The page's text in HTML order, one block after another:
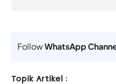
FollowWhatsApp
Topik Artikel :